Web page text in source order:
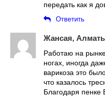
передать как я
Ответить
Жансая,
Работаю на
ногах, иногда
варикоза это
что казалось
Благодаря пенке